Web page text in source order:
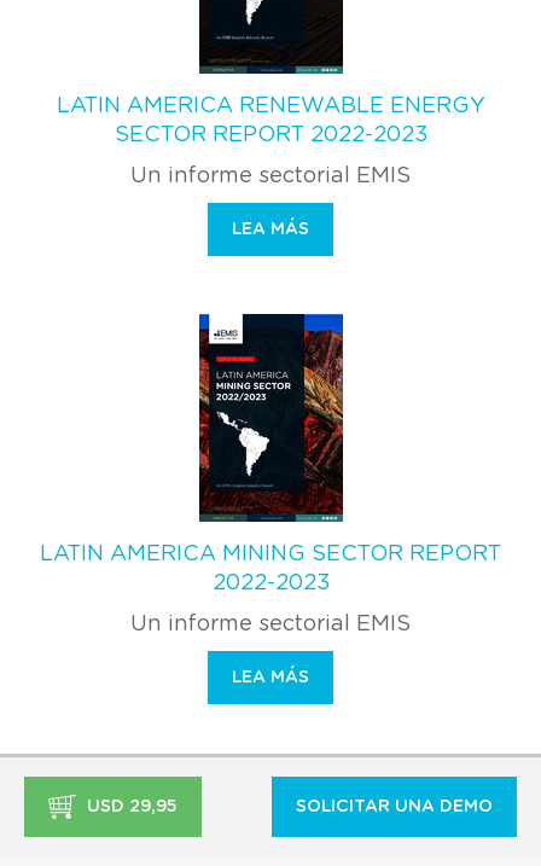
LATIN AMERICA RENEWABLE ENERGY
SECTOR REPORT 2022-2023
Un informe sectorial EMIS
LEA MÁS
LATIN AMERICA MINING SECTOR REPORT
2022-2023
Un informe sectorial EMIS
LEA MÁS
USD 29,95 SOLICITAR UNA DEMO